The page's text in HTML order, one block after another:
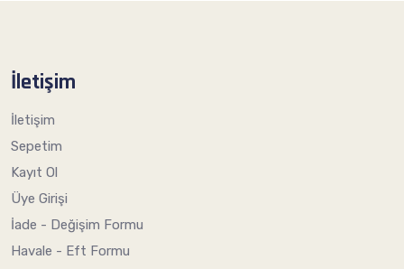
İletişim
İletişim
Sepetim
Kayıt Ol
Üye Girişi
İade - Değişim Formu
Havale - Eft Formu